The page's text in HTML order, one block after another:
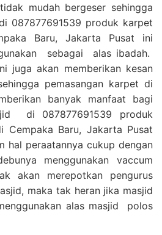
mudah bergeser sehingga
087877691539 produk karpet
Baru, Jakarta Pusat ini
sebagai alas ibadah.
juga akan memberikan kesan
pemasangan karpet di
banyak manfaat bagi
di 087877691539 produk
Cempaka Baru, Jakarta Pusat
hal peraatannya cukup dengan
menggunakan vaccum
akan merepotkan pengurus
maka tak heran jika masjid
alas masjid polos